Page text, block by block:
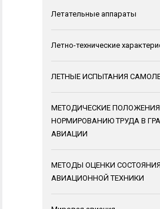
Летательные аппараты
Летно-технические
ЛЕТНЫЕ ИСПЫТАНИЯ
МЕТОДИЧЕСКИЕ
НОРМИРОВАНИЮ ТРУДА В
АВИАЦИИ
МЕТОДЫ ОЦЕНКИ СОСТОЯНИЯ_
АВИАЦИОННОЙ ТЕХНИКИ